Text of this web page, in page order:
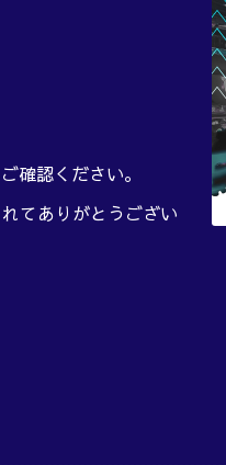
確認ください。
てありがとうござい